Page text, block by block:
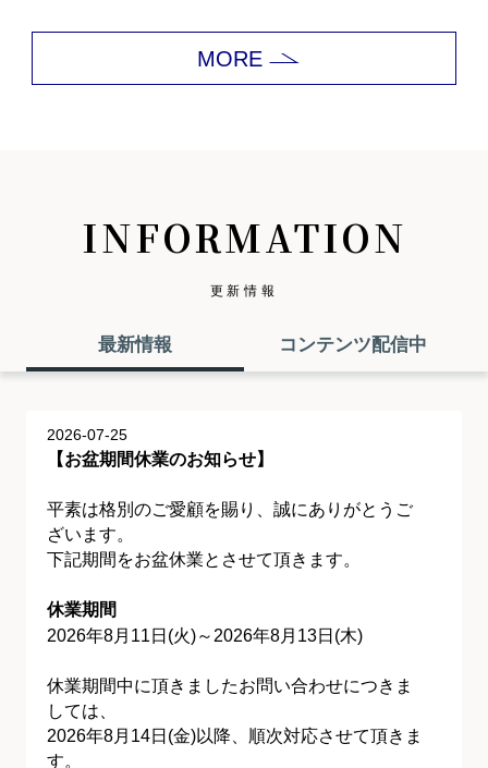
MORE
INFORMATION
更新情報
最新情報 コンテンツ配信中
2026-07-25
【お盆期間休業のお知らせ】
平素は格別のご愛顧を賜り、誠にありがとうご
ざいます。
下記期間をお盆休業とさせて頂きます。
休業期間
2026年8月11日(火)～2026年8月13日(木)
休業期間中に頂きましたお問い合わせにつきま
しては、
2026年8月14日(金)以降、順次対応させて頂きま
す。